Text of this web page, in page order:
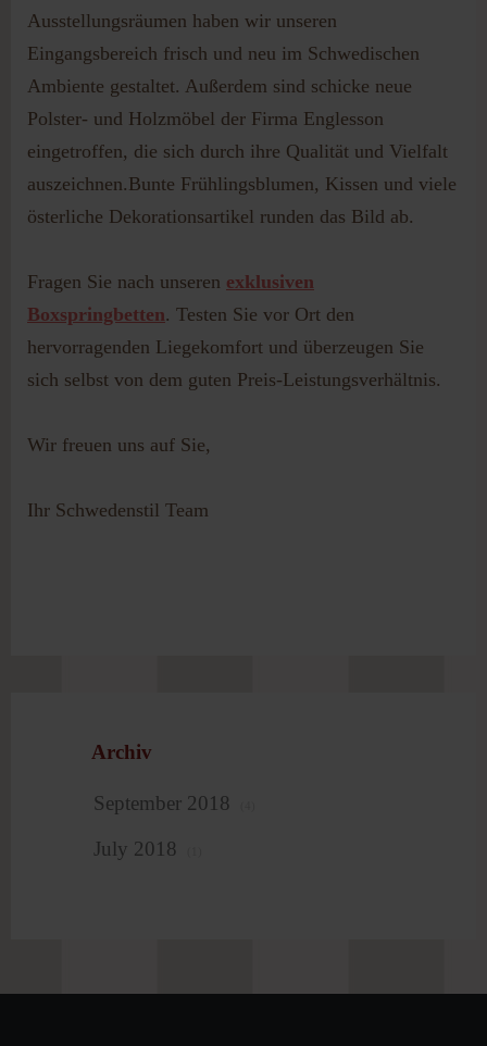
Ausstellungsräumen haben wir unseren
Eingangsbereich frisch und neu im Schwedischen
Ambiente gestaltet. Außerdem sind schicke neue
Polster- und Holzmöbel der Firma Englesson
eingetroffen, die sich durch ihre Qualität und Vielfalt
auszeichnen.Bunte Frühlingsblumen, Kissen und viele
österliche Dekorationsartikel runden das Bild ab.
Fragen Sie nach unseren exklusiven
Boxspringbetten. Testen Sie vor Ort den
hervorragenden Liegekomfort und überzeugen Sie
sich selbst von dem guten Preis-Leistungsverhältnis.
Wir freuen uns auf Sie,
Ihr Schwedenstil Team
Archiv
September 2018
July 2018